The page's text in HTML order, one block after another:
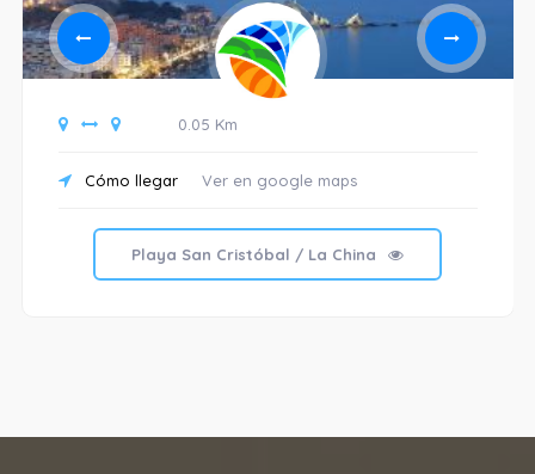
0.05 Km
Cómo llegar Ver en google maps
Playa San Cristóbal / La China